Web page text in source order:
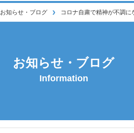
お知らせ・ブログ コロナ自粛で精神が不調
お知らせ・ブログ
Information